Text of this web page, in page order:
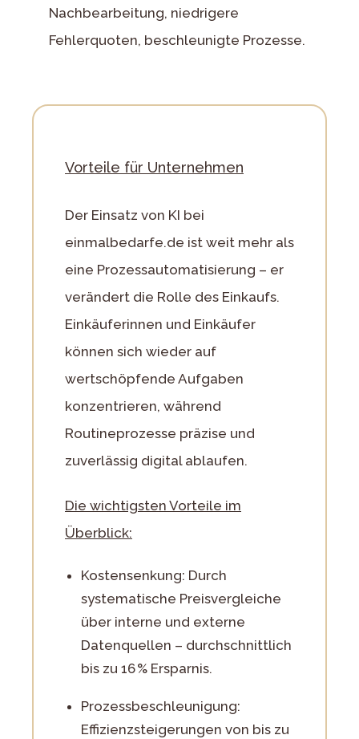
Nachbearbeitung, niedrigere
Fehlerquoten, beschleunigte Prozesse.
Vorteile für Unternehmen
Der Einsatz von KI bei
einmalbedarfe.de ist weit mehr als
eine Prozessautomatisierung – er
verändert die Rolle des Einkaufs.
Einkäuferinnen und Einkäufer
können sich wieder auf
wertschöpfende Aufgaben
konzentrieren, während
Routineprozesse präzise und
zuverlässig digital ablaufen.
Die wichtigsten Vorteile im
Überblick:
Kostensenkung: Durch
systematische Preisvergleiche
über interne und externe
Datenquellen – durchschnittlich
bis zu 16 % Ersparnis.
Prozessbeschleunigung:
Effizienzsteigerungen von bis zu